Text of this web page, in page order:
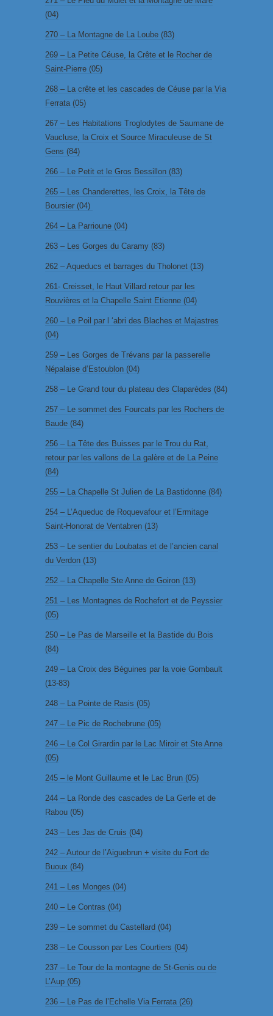
(04)
270 – La Montagne de La Loube (83)
269 – La Petite Céuse, la Crête et le Rocher de
Saint-Pierre (05)
268 – La crête et les cascades de Céuse par la Via
Ferrata (05)
267 – Les Habitations Troglodytes de Saumane de
Vaucluse, la Croix et Source Miraculeuse de St
Gens (84)
266 – Le Petit et le Gros Bessillon (83)
265 – Les Chanderettes, les Croix, la Tête de
Boursier (04)
264 – La Parrioune (04)
263 – Les Gorges du Caramy (83)
262 – Aqueducs et barrages du Tholonet (13)
261- Creisset, le Haut Villard retour par les
Rouvières et la Chapelle Saint Etienne (04)
260 – Le Poil par l ‘abri des Blaches et Majastres
(04)
259 – Les Gorges de Trévans par la passerelle
Népalaise d’Estoublon (04)
258 – Le Grand tour du plateau des Claparèdes (84)
257 – Le sommet des Fourcats par les Rochers de
Baude (84)
256 – La Tête des Buisses par le Trou du Rat,
retour par les vallons de La galère et de La Peine
(84)
255 – La Chapelle St Julien de La Bastidonne (84)
254 – L’Aqueduc de Roquevafour et l’Ermitage
Saint-Honorat de Ventabren (13)
253 – Le sentier du Loubatas et de l’ancien canal
du Verdon (13)
252 – La Chapelle Ste Anne de Goiron (13)
251 – Les Montagnes de Rochefort et de Peyssier
(05)
250 – Le Pas de Marseille et la Bastide du Bois
(84)
249 – La Croix des Béguines par la voie Gombault
(13-83)
248 – La Pointe de Rasis (05)
247 – Le Pic de Rochebrune (05)
246 – Le Col Girardin par le Lac Miroir et Ste Anne
(05)
245 – le Mont Guillaume et le Lac Brun (05)
244 – La Ronde des cascades de La Gerle et de
Rabou (05)
243 – Les Jas de Cruis (04)
242 – Autour de l’Aiguebrun + visite du Fort de
Buoux (84)
241 – Les Monges (04)
240 – Le Contras (04)
239 – Le sommet du Castellard (04)
238 – Le Cousson par Les Courtiers (04)
237 – Le Tour de la montagne de St-Genis ou de
L’Aup (05)
236 – Le Pas de l’Echelle Via Ferrata (26)